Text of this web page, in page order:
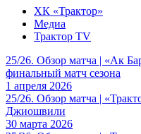
ХК «Трактор»
Медиа
Трактор TV
25/26. Обзор матча | «Ак
финальный матч сезона
1 апреля 2026
25/26. Обзор матча |
Джиошвили
30 марта 2026